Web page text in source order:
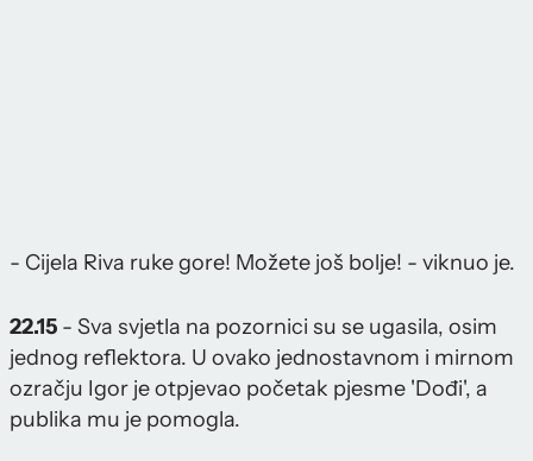
- Cijela Riva ruke gore! Možete još bolje! - viknuo je.
22.15 - Sva svjetla na pozornici su se ugasila, osim
jednog reflektora. U ovako jednostavnom i mirnom
ozračju Igor je otpjevao početak pjesme 'Dođi', a
publika mu je pomogla.